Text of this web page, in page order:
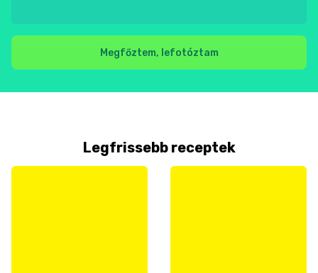
Megfőztem, lefotóztam
Legfrissebb receptek